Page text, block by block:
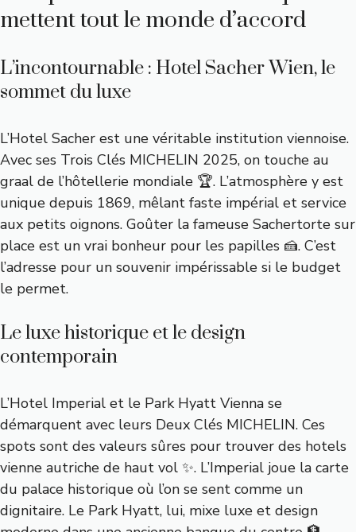
mettent tout le monde d’accord
L’incontournable : Hotel Sacher Wien, le
sommet du luxe
L’Hotel Sacher est une véritable institution viennoise.
Avec ses Trois Clés MICHELIN 2025, on touche au
graal de l’hôtellerie mondiale 🏆. L’atmosphère y est
unique depuis 1869, mêlant faste impérial et service
aux petits oignons. Goûter la fameuse Sachertorte sur
place est un vrai bonheur pour les papilles 🍰. C’est
l’adresse pour un souvenir impérissable si le budget
le permet.
Le luxe historique et le design
contemporain
L’Hotel Imperial et le Park Hyatt Vienna se
démarquent avec leurs Deux Clés MICHELIN. Ces
spots sont des valeurs sûres pour trouver des hotels
vienne autriche de haut vol ✨. L’Imperial joue la carte
du palace historique où l’on se sent comme un
dignitaire. Le Park Hyatt, lui, mixe luxe et design